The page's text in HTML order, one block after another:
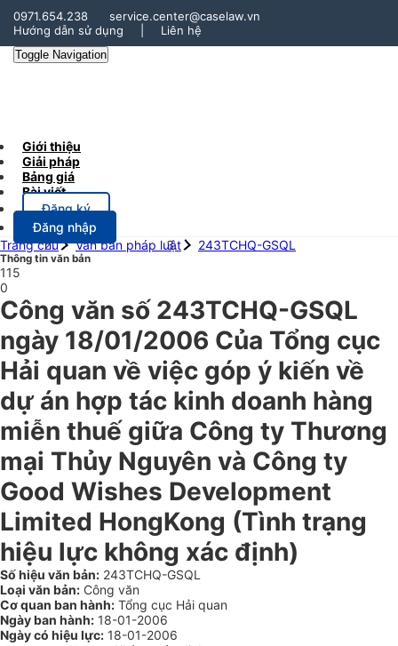
0971.654.238
service.center@caselaw.vn
Hướng dẫn sử dụng
Liên hệ
Toggle Navigation
Giới thiệu
Giải pháp
Bảng giá
Bài viết
Đăng ký
Đăng nhập
Trang chủ
Văn bản pháp luật 243TCHQ-GSQL
Thông tin văn bản
115
0
Công văn số 243TCHQ-GSQL
ngày 18/01/2006 Của Tổng cục
Hải quan về việc góp ý kiến về
dự án hợp tác kinh doanh hàng
miễn thuế giữa Công ty Thương
mại Thủy Nguyên và Công ty
Good Wishes Development
Limited HongKong (Tình trạng
hiệu lực không xác định)
Số hiệu văn bản: 243TCHQ-GSQL
Loại văn bản: Công văn
Cơ quan ban hành: Tổng cục Hải quan
Ngày ban hành: 18-01-2006
Ngày có hiệu lực: 18-01-2006